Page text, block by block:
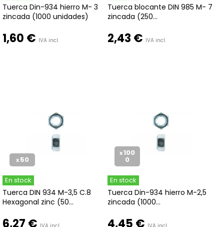
Tuerca Din-934 hierro M- 3
zincada (1000 unidades)
1,60 € IVA incl.
Tuerca blocante DIN 985 M- 7
zincada (250...
2,43 € IVA incl.
x 50
En stock
Tuerca DIN 934 M-3,5 C.8
Hexagonal zinc (50...
6,27 €
x100
0
En stock
Tuerca Din-934 hierro M-2,5
zincada (1000...
4,45 €